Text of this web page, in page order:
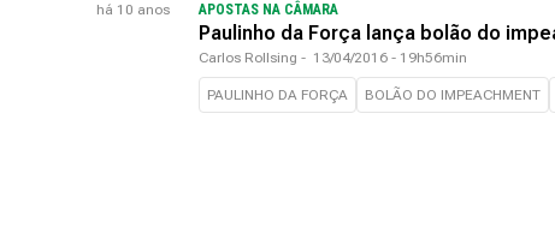
há 10 anos APOSTAS NA CÂMARA
Paulinho da Força lança bolão do
Carlos Rollsing - 13/04/2016 - 19h56min
PAULINHO DA FORÇA BOLÃO DO IMPEACHMENT